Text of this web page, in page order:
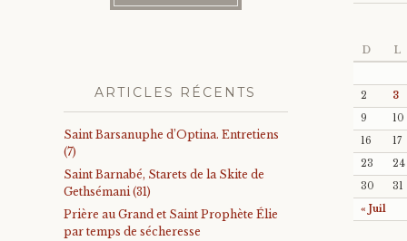
ARTICLES RÉCENTS
Saint Barsanuphe d’Optina. Entretiens
(7)
Saint Barnabé, Starets de la Skite de
Gethsémani (31)
Prière au Grand et Saint Prophète Élie
par temps de sécheresse
D L
« Juil
2
3
9
10
16
17
23
24
30
31